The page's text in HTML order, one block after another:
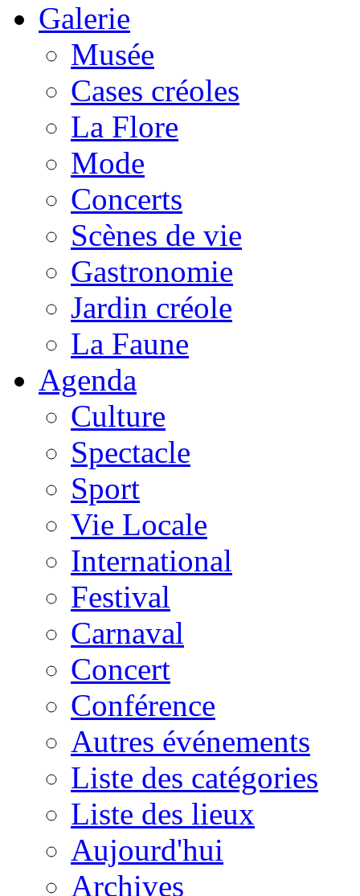
Galerie
Musée
Cases créoles
La Flore
Mode
Concerts
Scènes de vie
Gastronomie
Jardin créole
La Faune
Agenda
Culture
Spectacle
Sport
Vie Locale
International
Festival
Carnaval
Concert
Conférence
Autres événements
Liste des catégories
Liste des lieux
Aujourd'hui
Archives